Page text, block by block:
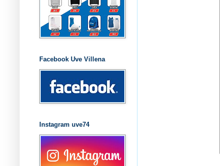
Facebook Uve Villena
Instagram uve74